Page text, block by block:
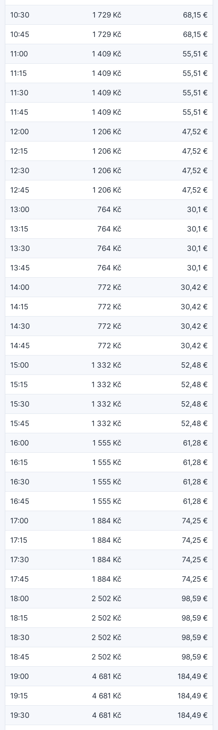
10:30 1 729 Kč 68,15 €
10:45 1 729 Kč 68,15 €
11:00 1 409 Kč 55,51 €
11:15 1 409 Kč 55,51 €
11:30 1 409 Kč 55,51 €
11:45 1 409 Kč 55,51 €
12:00 1 206 Kč 47,52 €
12:15 1 206 Kč 47,52 €
12:30 1 206 Kč 47,52 €
12:45 1 206 Kč 47,52 €
13:00 764 Kč 30,1 €
13:15 764 Kč 30,1 €
13:30 764 Kč 30,1 €
13:45 764 Kč 30,1 €
14:00 772 Kč 30,42 €
14:15 772 Kč 30,42 €
14:30 772 Kč 30,42 €
14:45 772 Kč 30,42 €
15:00 1 332 Kč 52,48 €
15:15 1 332 Kč 52,48 €
15:30 1 332 Kč 52,48 €
15:45 1 332 Kč 52,48 €
16:00 1 555 Kč 61,28 €
16:15 1 555 Kč 61,28 €
16:30 1 555 Kč 61,28 €
16:45 1 555 Kč 61,28 €
17:00 1 884 Kč 74,25 €
17:15 1 884 Kč 74,25 €
17:30 1 884 Kč 74,25 €
17:45 1 884 Kč 74,25 €
18:00 2 502 Kč 98,59 €
18:15 2 502 Kč 98,59 €
18:30 2 502 Kč 98,59 €
18:45 2 502 Kč 98,59 €
19:00 4 681 Kč 184,49 €
19:15 4 681 Kč 184,49 €
19:30 4 681 Kč 184,49 €